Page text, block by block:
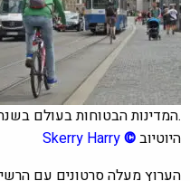
היוטיוב©
Skerry Harry
הערוץ מעלה סרטונים עם